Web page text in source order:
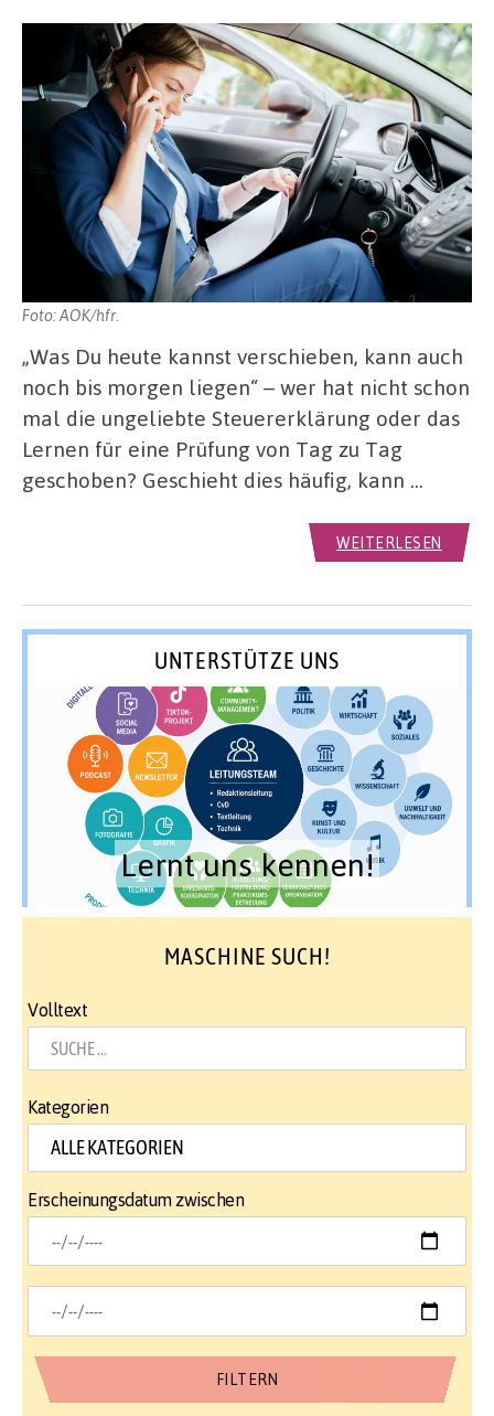
Foto: AOK/hfr.
„Was Du heute kannst verschieben, kann auch
noch bis morgen liegen“ – wer hat nicht schon
mal die ungeliebte Steuererklärung oder das
Lernen für eine Prüfung von Tag zu Tag
geschoben? Geschieht dies häufig, kann …
WEITERLESEN
UNTERSTÜTZE UNS
Lernt uns kennen!
MASCHINE SUCH!
Volltext
Kategorien
Erscheinungsdatum zwischen